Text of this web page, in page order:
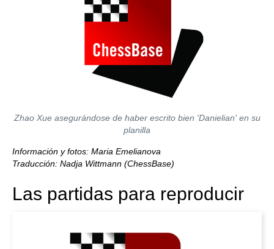
Zhao Xue asegurándose de haber escrito bien 'Danielian' en su
planilla
Información y fotos: Maria Emelianova
Traducción: Nadja Wittmann (ChessBase)
Las partidas para reproducir